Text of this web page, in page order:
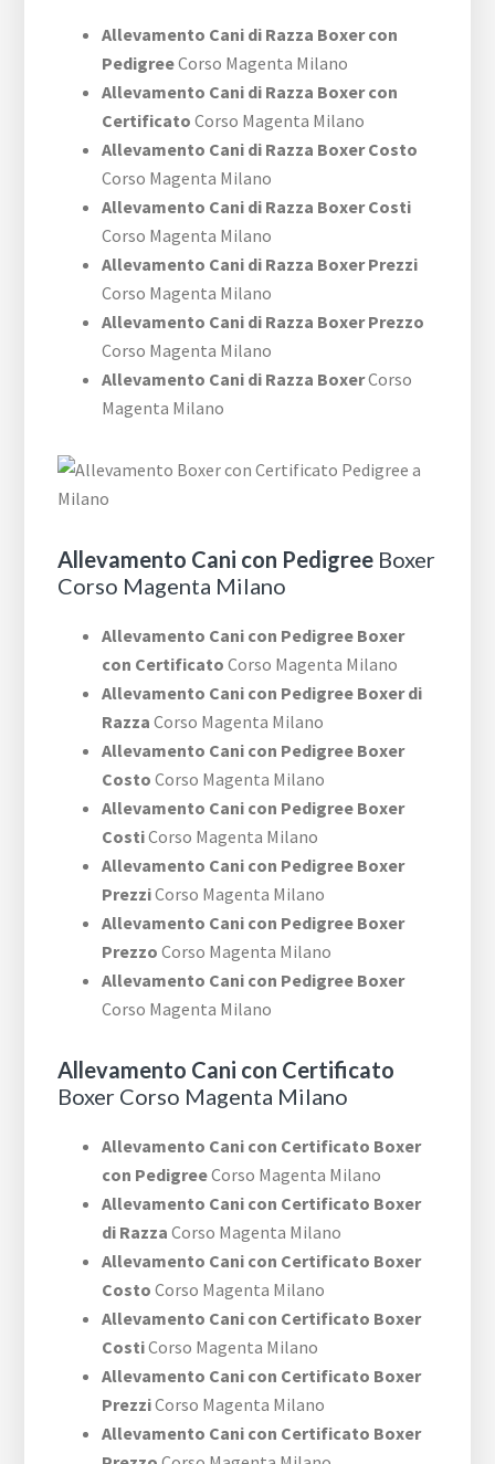
Allevamento Cani di Razza Boxer con
PedigreeCorso Magenta Milano
Allevamento Cani di Razza Boxer con
Certificato Corso Magenta Milano
Allevamento Cani di Razza Boxer Costo
Corso Magenta Milano
Allevamento Cani di Razza Boxer Costi
Corso Magenta Milano
Allevamento Cani di Razza Boxer Prezzi
Corso Magenta Milano
Allevamento Cani di Razza Boxer Prezzo
Corso Magenta Milano
Allevamento Cani di Razza BoxerCorso
Magenta Milano
Allevamento Cani con Pedigree Boxer
Corso Magenta Milano
Allevamento Cani con Pedigree Boxer
con Certificato Corso Magenta Milano
Allevamento Cani con Pedigree Boxer di
Razza Corso Magenta Milano
Allevamento Cani con Pedigree Boxer
Costo Corso Magenta Milano
Allevamento Cani con Pedigree Boxer
CostiCorso Magenta Milano
Allevamento Cani con Pedigree Boxer
PrezziCorso Magenta Milano
Allevamento Cani con Pedigree Boxer
Prezzo Corso Magenta Milano
Allevamento Cani con Pedigree Boxer
Corso Magenta Milano
Allevamento Cani con Certificato
Boxer Corso Magenta Milano
Allevamento Cani con Certificato Boxer
con PedigreeCorso Magenta Milano
Allevamento Cani con Certificato Boxer
di Razza Corso Magenta Milano
Allevamento Cani con Certificato Boxer
Costo Corso Magenta Milano
Allevamento Cani con Certificato Boxer
CostiCorso Magenta Milano
Allevamento Cani con Certificato Boxer
PrezziCorso Magenta Milano
Allevamento Cani con Certificato Boxer